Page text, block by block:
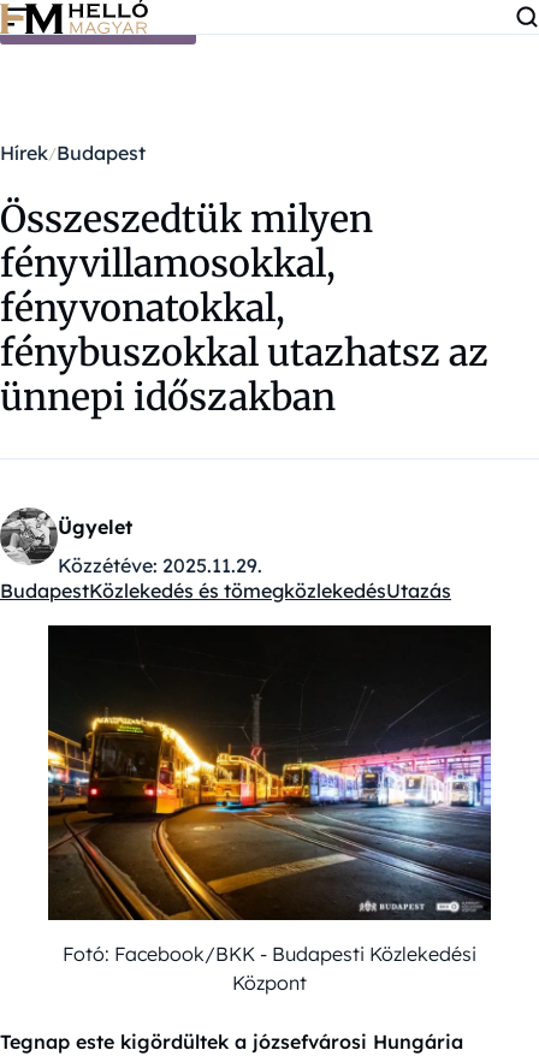
Ugrás a tartalomra
Hírek Budapest
Összeszedtük milyen
fényvillamosokkal,
fényvonatokkal,
fénybuszokkal utazhatsz az
ünnepi időszakban
Ügyelet
Közzétéve: 2025.11.29.
Kategóriák:
BudapestKözlekedés és tömegközlekedésUtazás
Fotó: Facebook/BKK - Budapesti Közlekedési
Központ
Tegnap este kigördültek a józsefvárosi Hungária